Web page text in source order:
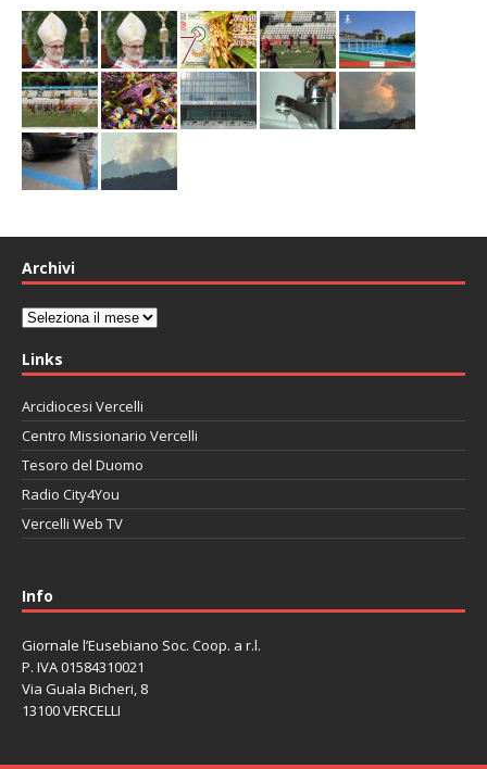
Archivi
Archivi
Links
Arcidiocesi Vercelli
Centro Missionario Vercelli
Tesoro del Duomo
Radio City4You
Vercelli Web TV
Info
Giornale l’Eusebiano Soc. Coop. a r.l.
P. IVA 01584310021
Via Guala Bicheri, 8
13100 VERCELLI